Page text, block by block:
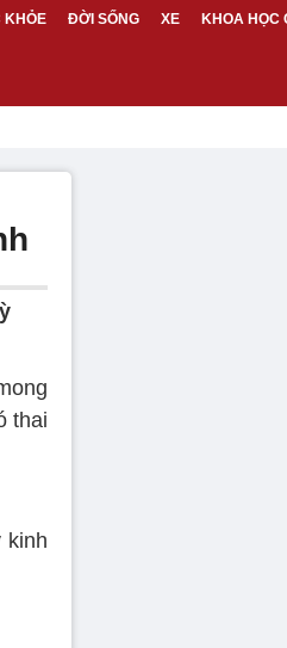
KHỎE ĐỜI SỐNG XE KHOA HỌC
thai
kinh